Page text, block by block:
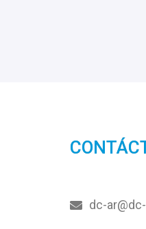
dc-